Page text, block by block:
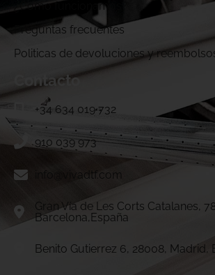
¿Cómo funcionamos?
Preguntas frecuentes
Politicas de devoluciones y
Contacto
+34 634 019 732
910 039 973
info@vivadtf.com
Gran Vía de Les Corts Catalanes,
Barcelona,España
Benito Gutierrez 6, 28008, Madrid,